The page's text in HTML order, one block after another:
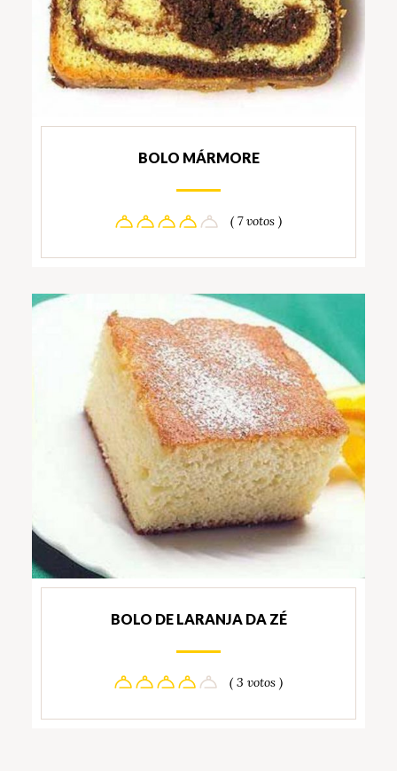
BOLO MÁRMORE
( 7 votos )
BOLO DE LARANJA DA ZÉ
( 3 votos )